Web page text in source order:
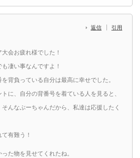
返信 引用
会お疲れ様でした！
凄い事なんですよ！
背負っている自分は最高に幸せでした。
に、自分の背番号を着ている人を見ると、
んなぶーちゃんだから、私達は応援したく
有難う！
た物を見せてくれたね。